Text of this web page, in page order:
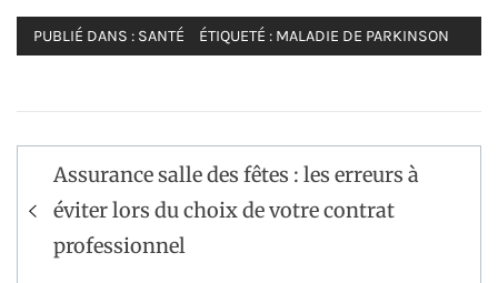
PUBLIÉ DANS : SANTÉ ÉTIQUETÉ : MALADIE DE PARKINSON
Navigation
de
l’article
Assurance salle des fêtes : les erreurs à
éviter lors du choix de votre contrat
professionnel